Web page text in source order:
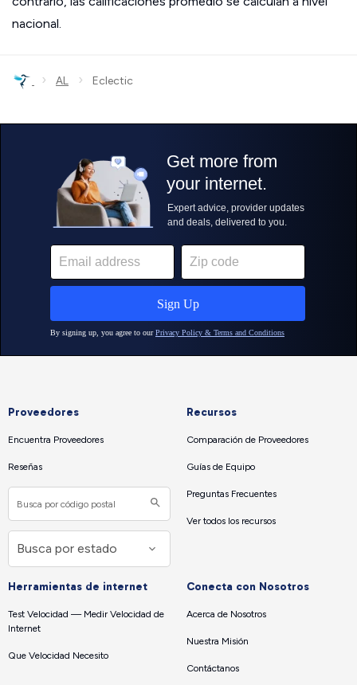
nacional.
› AL › Eclectic
Proveedores
Encuentra Proveedores
Reseñas
Recursos
Comparación de Proveedores
Guías de Equipo
Preguntas Frecuentes
Ver todos los recursos
Herramientas de internet
Test Velocidad — Medir Velocidad de
Internet
Que Velocidad Necesito
Conecta con Nosotros
Acerca de Nosotros
Nuestra Misión
Contáctanos